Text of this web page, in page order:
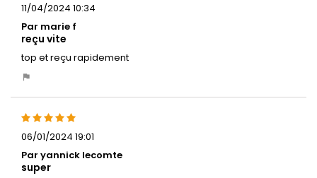
11/04/2024 10:34
Par marie f
reçu vite
top et reçu rapidement
06/01/2024 19:01
Par yannick lecomte
super